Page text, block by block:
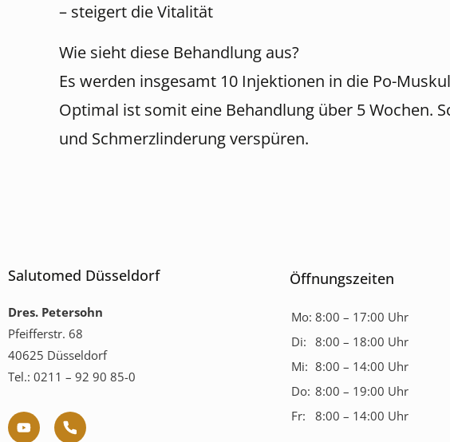
– steigert die Vitalität
Wie sieht diese Behandlung aus?
Es werden insgesamt 10 Injektionen in die Po-
Optimal ist somit eine Behandlung über 5 Wochen.
und Schmerzlinderung verspüren.
Salutomed Düsseldorf
Dres. Petersohn
Pfeifferstr. 68
40625 Düsseldorf
Tel.: 0211 – 92 90 85-0
Öffnungszeiten
Mo: 8:00 – 17:00 Uhr
Di: 8:00 – 18:00 Uhr
Mi: 8:00 – 14:00 Uhr
Do: 8:00 – 19:00 Uhr
Fr:
8:00 – 14:00 Uhr